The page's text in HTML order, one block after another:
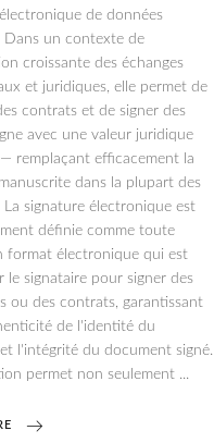
de données
Dans un contexte de
croissante des échanges
et juridiques, elle permet de
contrats et de signer des
avec une valeur juridique
remplaçant efficacement la
dans la plupart des
La signature électronique est
définie comme toute
format électronique qui est
le signataire pour signer des
ou des contrats, garantissant
de l'identité du
l'intégrité du document signé.
permet non seulement